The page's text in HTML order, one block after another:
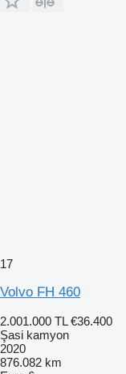
17
Volvo FH 460
2.001.000 TL €36.400
Şasi kamyon
2020
876.082 km